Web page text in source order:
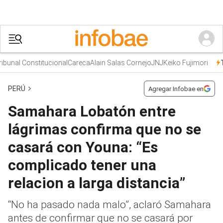
ConstitucionalCarecaAlain Salas CornejoJNJKeiko Fujimori
PERÚ Agregar Infobae en
Samahara Lobatón entre
lágrimas confirma que no se
casará con Youna: “Es
complicado tener una
relacion a larga distancia”
“No ha pasado nada malo”, aclaró Samahara
antes de confirmar que no se casará por